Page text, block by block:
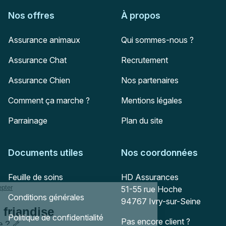
Nos offres
Assurance animaux
Assurance Chat
Assurance Chien
Comment ça marche ?
Parrainage
À propos
Qui sommes-nous ?
Recrutement
Nos partenaires
Mentions légales
Plan du site
Documents utiles
Feuille de soins
Conditions générales
Politique de confidentialité
Nos coordonnées
Adresse postale
HD Assurances
51-55 rue Hoche
94767 Ivry-sur-Seine
Pas encore client ?